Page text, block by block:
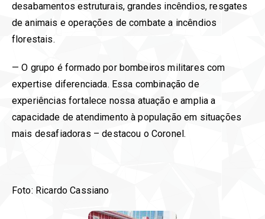
desabamentos estruturais, grandes incêndios, resgates
de animais e operações de combate a incêndios
florestais.
— O grupo é formado por bombeiros militares com
expertise diferenciada. Essa combinação de
experiências fortalece nossa atuação e amplia a
capacidade de atendimento à população em situações
mais desafiadoras – destacou o Coronel.
Foto: Ricardo Cassiano